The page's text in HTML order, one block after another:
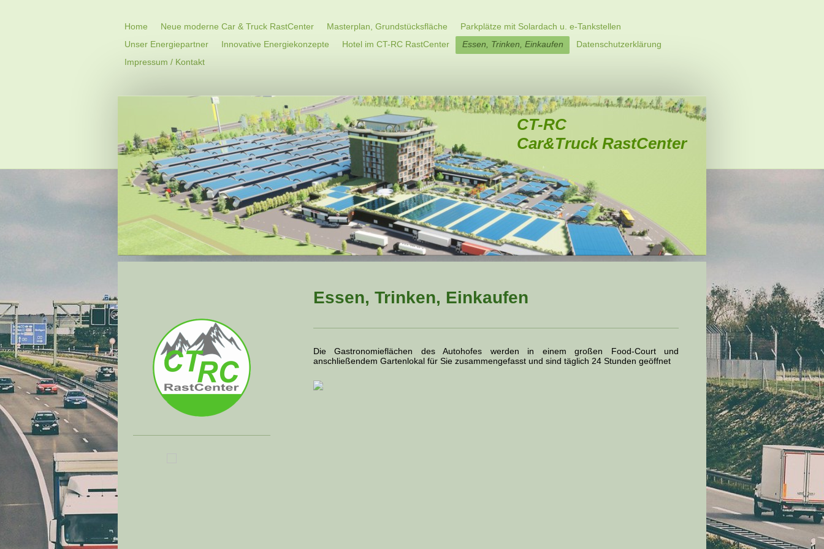
Home Neue moderne Car & Truck RastCenter Masterplan, Grundstücksfläche
Parkplätze mit Solardach u. e-Tankstellen
Unser Energiepartner
Innovative Energiekonzepte Hotel im CT-RC RastCenter Essen, Trinken, Einkaufen
Datenschutzerklärung
Impressum / Kontakt
CT-RC
Car&Truck RastCenter
Essen, Trinken, Einkaufen
Die Gastronomieflächen des Autohofes werden in einem großen Food-Court und
anschließendem Gartenlokal für Sie zusammengefasst und sind täglich 24 Stunden geöffnet